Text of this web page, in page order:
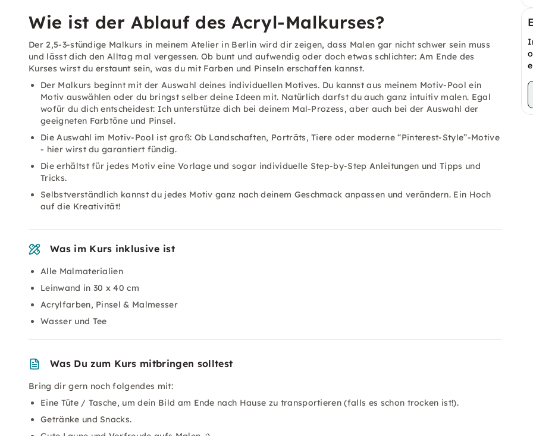
Wie ist der Ablauf des Acryl-Malkurses?
Der 2,5-3-stündige Malkurs in meinem Atelier in Berlin wird dir zeigen, dass Malen gar nicht schwer sein muss
und lässt dich den Alltag mal vergessen. Ob bunt und aufwendig oder doch etwas schlichter: Am Ende des
Kurses wirst du erstaunt sein, was du mit Farben und Pinseln erschaffen kannst.
Der Malkurs beginnt mit der Auswahl deines individuellen Motives. Du kannst aus meinem Motiv-Pool ein
Motiv auswählen oder du bringst selber deine Ideen mit. Natürlich darfst du auch ganz intuitiv malen. Egal
wofür du dich entscheidest: Ich unterstütze dich bei deinem Mal-Prozess, aber auch bei der Auswahl der
geeigneten Farbtöne und Pinsel.
Die Auswahl im Motiv-Pool ist groß: Ob Landschaften, Porträts, Tiere oder moderne “Pinterest-Style”-Motive
- hier wirst du garantiert fündig.
Die erhältst für jedes Motiv eine Vorlage und sogar individuelle Step-by-Step Anleitungen und Tipps und
Tricks.
Selbstverständlich kannst du jedes Motiv ganz nach deinem Geschmack anpassen und verändern. Ein Hoch
auf die Kreativität!
Was im Kurs inklusive ist
Alle Malmaterialien
Leinwand in 30 x 40 cm
Acrylfarben, Pinsel & Malmesser
Wasser und Tee
Was Du zum Kurs mitbringen solltest
Bring dir gern noch folgendes mit:
Eine Tüte / Tasche, um dein Bild am Ende nach Hause zu transportieren (falls es schon trocken ist!).
Getränke und Snacks.